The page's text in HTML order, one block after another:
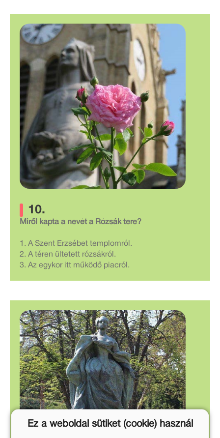
10.
Miről kapta a nevét a Rózsák tere?
1. A Szent Erzsébet templomról.
2. A téren ültetett rózsákról.
3. Az egykor itt működő piacról.
Ez a weboldal sütiket (cookie) használ